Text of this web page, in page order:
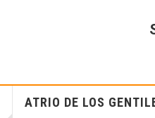
ATRIO DE LOS